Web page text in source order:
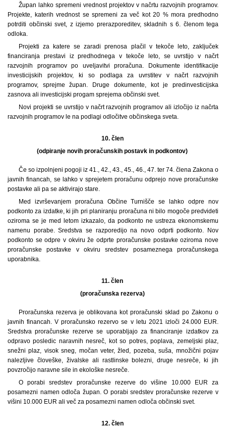
Župan lahko spremeni vrednost projektov v načrtu razvojnih programov.
Projekte, katerih vrednost se spremeni za več kot 20 % mora predhodno
potrditi občinski svet, z izjemo prerazporeditev, skladnih s 6. členom tega
odloka.
Projekti za katere se zaradi prenosa plačil v tekoče leto, zaključek
financiranja prestavi iz predhodnega v tekoče leto, se uvrstijo v načrt
razvojnih programov po uveljavitvi proračuna. Dokumente identifikacije
investicijskih projektov, ki so podlaga za uvrstitev v načrt razvojnih
programov, sprejme župan. Druge dokumente, kot je predinvesticijska
zasnova ali investicijski progam sprejema občinski svet.
Novi projekti se uvrstijo v načrt razvojnih programov ali izločijo iz načrta
razvojnih programov le na podlagi odločitve občinskega sveta.
10. člen
(odpiranje novih proračunskih postavk in podkontov)
Če so izpolnjeni pogoji iz 41., 42., 43., 45., 46., 47. ter 74. člena Zakona o
javnih financah, se lahko v sprejetem proračunu odprejo nove proračunske
postavke ali pa se aktivirajo stare.
Med izvrševanjem proračuna Občine Turnišče se lahko odpre nov
podkonto za izdatke, ki jih pri planiranju proračuna ni bilo mogoče predvideti
oziroma se je med letom izkazalo, da podkonto ne ustreza ekonomskemu
namenu porabe. Sredstva se razporedijo na novo odprti podkonto. Nov
podkonto se odpre v okviru že odprte proračunske postavke oziroma nove
proračunske postavke v okviru sredstev posameznega proračunskega
uporabnika.
11. člen
(proračunska rezerva)
Proračunska rezerva je oblikovana kot proračunski sklad po Zakonu o
javnih financah. V proračunsko rezervo se v letu 2021 izloči 24.000 EUR.
Sredstva proračunske rezerve se uporabljajo za financiranje izdatkov za
odpravo posledic naravnih nesreč, kot so potres, poplava, zemeljski plaz,
snežni plaz, visok sneg, močan veter, žled, pozeba, suša, množični pojav
nalezljive človeške, živalske ali rastlinske bolezni, druge nesreče, ki jih
povzročijo naravne sile in ekološke nesreče.
O porabi sredstev proračunske rezerve do višine 10.000 EUR za
posamezni namen odloča župan. O porabi sredstev proračunske rezerve v
višini 10.000 EUR ali več za posamezni namen odloča občinski svet.
12. člen